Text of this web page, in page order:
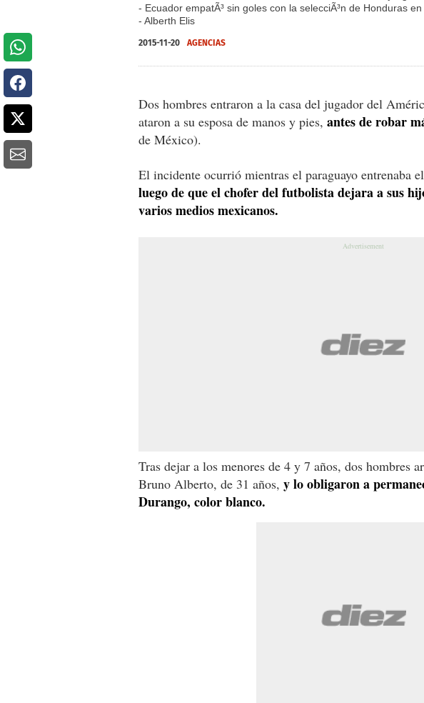
- Ecuador empatÃ³ sin goles con la selecciÃ³n de Honduras
- Alberth Elis
2015-11-20 AGENCIAS
Dos hombres entraron a la casa del jugador del
ataron a su esposa de manos y pies, antes de robar
de México).
El incidente ocurrió mientras el paraguayo entrenaba
luego de que el chofer del futbolista dejara a sus
varios medios mexicanos.
Tras dejar a los menores de 4 y 7 años, dos hombres
Bruno Alberto, de 31 años, y lo obligaron a
Durango, color blanco.